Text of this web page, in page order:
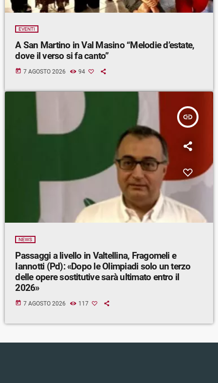
EVENTI
A San Martino in Val Masino “Melodie d’estate,
dove il verso si fa canto”
today 7 AGOSTO 2026 94
insert_link
NEWS
Passaggi a livello in Valtellina, Fragomeli e
Iannotti (Pd): «Dopo le Olimpiadi solo un terzo
delle opere sostitutive sarà ultimato entro il
2026»
today 7 AGOSTO 2026 117